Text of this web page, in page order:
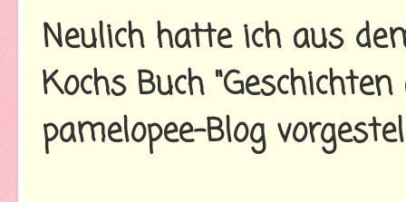
Neulich hatte ich aus
Kochs Buch
pamelopee-Blog